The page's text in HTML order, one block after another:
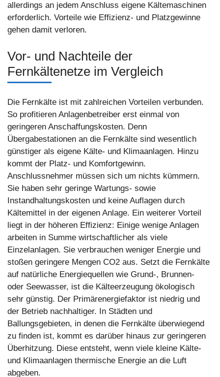
allerdings an jedem Anschluss eigene Kältemaschinen
erforderlich. Vorteile wie Effizienz- und Platzgewinne
gehen damit verloren.
Vor- und Nachteile der
Fernkältenetze im Vergleich
Die Fernkälte ist mit zahlreichen Vorteilen verbunden.
So profitieren Anlagenbetreiber erst einmal von
geringeren Anschaffungskosten. Denn
Übergabestationen an die Fernkälte sind wesentlich
günstiger als eigene Kälte- und Klimaanlagen. Hinzu
kommt der Platz- und Komfortgewinn.
Anschlussnehmer müssen sich um nichts kümmern.
Sie haben sehr geringe Wartungs- sowie
Instandhaltungskosten und keine Auflagen durch
Kältemittel in der eigenen Anlage. Ein weiterer Vorteil
liegt in der höheren Effizienz: Einige wenige Anlagen
arbeiten in Summe wirtschaftlicher als viele
Einzelanlagen. Sie verbrauchen weniger Energie und
stoßen geringere Mengen CO2 aus. Setzt die Fernkälte
auf natürliche Energiequellen wie Grund-, Brunnen-
oder Seewasser, ist die Kälteerzeugung ökologisch
sehr günstig. Der Primärenergiefaktor ist niedrig und
der Betrieb nachhaltiger. In Städten und
Ballungsgebieten, in denen die Fernkälte überwiegend
zu finden ist, kommt es darüber hinaus zur geringeren
Überhitzung. Diese entsteht, wenn viele kleine Kälte-
und Klimaanlagen thermische Energie an die Luft
abgeben.